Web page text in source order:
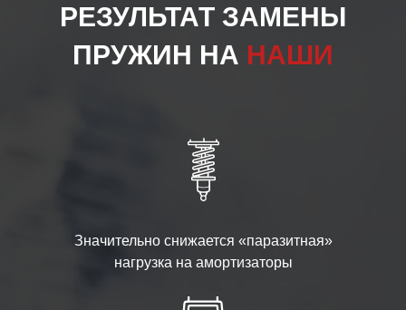
РЕЗУЛЬТАТ ЗАМЕНЫ
ПРУЖИН НА НАШИ
Значительно снижается «паразитная»
нагрузка на амортизаторы